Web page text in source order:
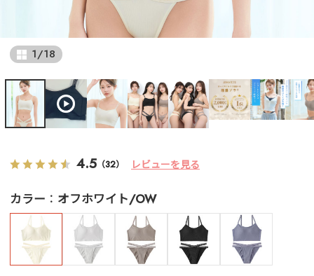
1/18
4.5 （32） レビューを見る
カラー オフホワイト/OW